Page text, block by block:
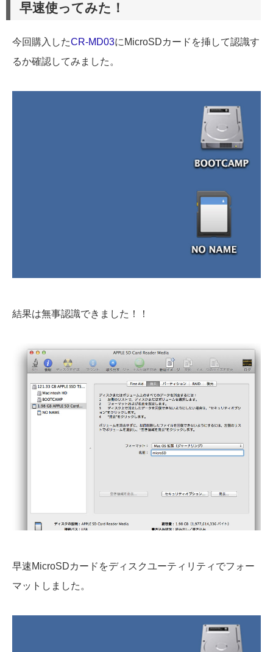
早速使ってみた！
今回購入したCR-MD03にMicroSDカードを挿して認識す
るか確認してみました。
結果は無事認識できました！！
早速MicroSDカードをディスクユーティリティでフォー
マットしました。